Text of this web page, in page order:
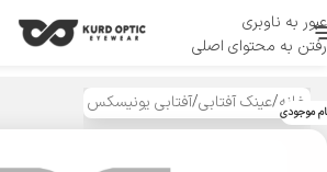
عبور به ناوبری
رفتن به محتوای اصلی
منو
خانه/عینک آفتابی/آفتابی یونیسکس موجودی